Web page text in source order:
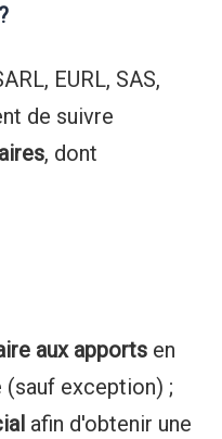
EURL, SAS,
de suivre
, dont
aux apports en
(sauf exception) ;
afin d'obtenir une